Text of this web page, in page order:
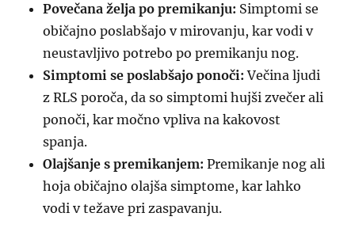
Povečana želja po premikanju: Simptomi se
običajno poslabšajo v mirovanju, kar vodi v
neustavljivo potrebo po premikanju nog.
Simptomi se poslabšajo ponoči: Večina ljudi
z RLS poroča, da so simptomi hujši zvečer ali
ponoči, kar močno vpliva na kakovost
spanja.
Olajšanje s premikanjem: Premikanje nog ali
hoja običajno olajša simptome, kar lahko
vodi v težave pri zaspavanju.